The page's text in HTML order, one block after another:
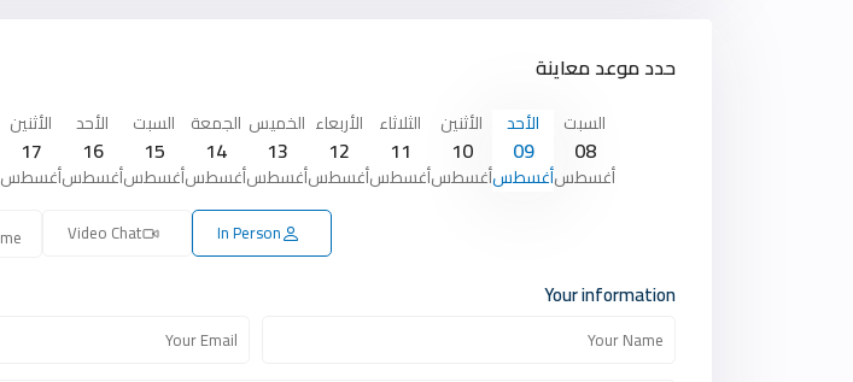
حدد موعد معاينة
السبت
08
أغسطس
الأحد
09
أغسطس
الأثنين
10
أغسطس
الثلاثاء
11
أغسطس
الأربعاء
12
أغسطس
الخميس
13
أغسطس
الجمعة
14
أغسطس
السبت
15
أغسطس
الأحد
16
أغسطس
الأثنين
17
أغسطس
In Person
Video Chat
Your information